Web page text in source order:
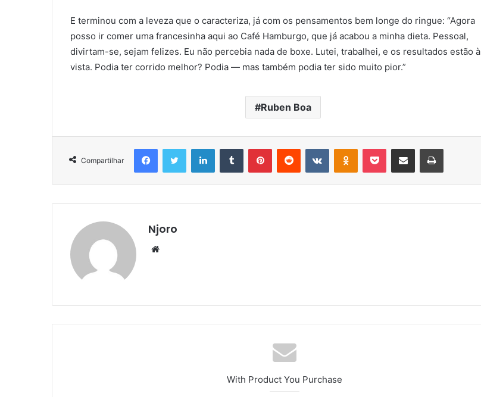
E terminou com a leveza que o caracteriza, já com os pensamentos bem longe do ringue: “Agora
posso ir comer uma francesinha aqui ao Café Hamburgo, que já acabou a minha dieta. Pessoal,
divirtam-se, sejam felizes. Eu não percebia nada de boxe. Lutei, trabalhei, e os resultados estão à
vista. Podia ter corrido melhor? Podia — mas também podia ter sido muito pior.”
Ruben Boa
Compartilhar
FacebookTwitter LinkedinTumblr PinterestReddit VK OK Pocket Compartilhar via e-mail Imprimir
Njoro
Website
With Product You Purchase